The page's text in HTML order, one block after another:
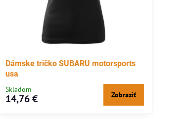
Dámske tričko SUBARU motorsports
usa
Skladom
14,76 € Zobraziť